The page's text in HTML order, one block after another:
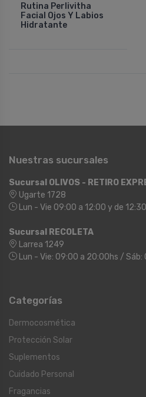
Rutina Perlivitha
Facial Ojos Y Labios
Hidratante
Nuestras sucursales
Sucursal OLIVOS - RETIRO
Ugarte 1728
Lun - Vie 09:00 a 12:00 y de
Sucursal RECOLETA
Larrea 1249
Lun - Vie: 09:00 a 20:00hs / Sáb:
Categorías
Dermocosmética
Protección Solar
Suplementos
Cuidado Personal
Fragancias